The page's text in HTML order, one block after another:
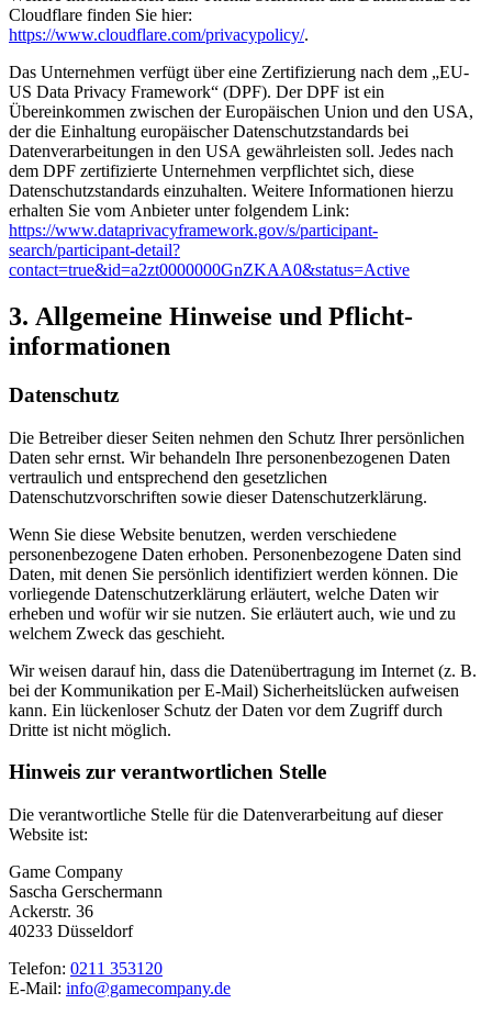
Cloudflare finden Sie hier:
https://www.cloudflare.com/privacypolicy/.
Das Unternehmen verfügt über eine Zertifizierung nach dem „EU-
US Data Privacy Framework“ (DPF). Der DPF ist ein
Übereinkommen zwischen der Europäischen Union und den USA,
der die Einhaltung europäischer Datenschutzstandards bei
Datenverarbeitungen in den USA gewährleisten soll. Jedes nach
dem DPF zertifizierte Unternehmen verpflichtet sich, diese
Datenschutzstandards einzuhalten. Weitere Informationen hierzu
erhalten Sie vom Anbieter unter folgendem Link:
https://www.dataprivacyframework.gov/s/participant-
search/participant-detail?
contact=true&id=a2zt0000000GnZKAA0&status=Active
3. Allgemeine Hinweise und Pflicht­
informationen
Datenschutz
Die Betreiber dieser Seiten nehmen den Schutz Ihrer persönlichen
Daten sehr ernst. Wir behandeln Ihre personenbezogenen Daten
vertraulich und entsprechend den gesetzlichen
Datenschutzvorschriften sowie dieser Datenschutzerklärung.
Wenn Sie diese Website benutzen, werden verschiedene
personenbezogene Daten erhoben. Personenbezogene Daten sind
Daten, mit denen Sie persönlich identifiziert werden können. Die
vorliegende Datenschutzerklärung erläutert, welche Daten wir
erheben und wofür wir sie nutzen. Sie erläutert auch, wie und zu
welchem Zweck das geschieht.
Wir weisen darauf hin, dass die Datenübertragung im Internet (z. B.
bei der Kommunikation per E-Mail) Sicherheitslücken aufweisen
kann. Ein lückenloser Schutz der Daten vor dem Zugriff durch
Dritte ist nicht möglich.
Hinweis zur verantwortlichen Stelle
Die verantwortliche Stelle für die Datenverarbeitung auf dieser
Website ist:
Game Company
Sascha Gerschermann
Ackerstr. 36
40233 Düsseldorf
Telefon: 0211 353120
E-Mail: info@gamecompany.de